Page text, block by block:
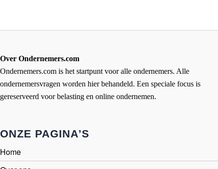
Over Ondernemers.com
Ondernemers.com is het startpunt voor alle ondernemers. Alle
ondernemersvragen worden hier behandeld. Een speciale focus is
gereserveerd voor belasting en online ondernemen.
ONZE PAGINA’S
Home